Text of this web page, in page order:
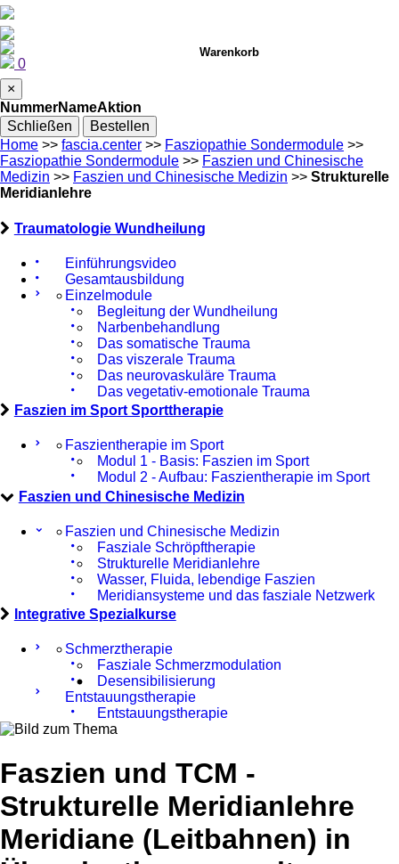
0
Warenkorb
×
NummerNameAktion
Schließen
Bestellen
Home >> fascia.center >> Fasziopathie Sondermodule >>
Fasziopathie Sondermodule >> Faszien und Chinesische
Medizin >> Faszien und Chinesische Medizin >> Strukturelle
Meridianlehre
Traumatologie Wundheilung
Einführungsvideo
Gesamtausbildung
Einzelmodule
Begleitung der Wundheilung
Narbenbehandlung
Das somatische Trauma
Das viszerale Trauma
Das neurovaskuläre Trauma
Das vegetativ-emotionale Trauma
Faszien im Sport Sporttherapie
Faszientherapie im Sport
Modul 1 - Basis: Faszien im Sport
Modul 2 - Aufbau: Faszientherapie im Sport
Faszien und Chinesische Medizin
Faszien und Chinesische Medizin
Fasziale Schröpftherapie
Strukturelle Meridianlehre
Wasser, Fluida, lebendige Faszien
Meridiansysteme und das fasziale Netzwerk
Integrative Spezialkurse
Schmerztherapie
Fasziale Schmerzmodulation
Desensibilisierung
Entstauungstherapie
Entstauungstherapie
Faszien und TCM -
Strukturelle Meridianlehre
Meridiane (Leitbahnen) in